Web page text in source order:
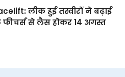
लीक हुई तस्वीरों ने बढ़ाई
से लैस होकर 14 अगस्त